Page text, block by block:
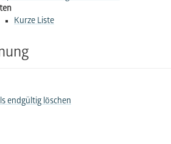
Kurze Liste
endgültig löschen